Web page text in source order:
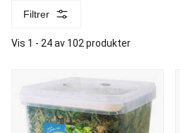
Filtrer
Vis 1 - 24 av 102 produkter